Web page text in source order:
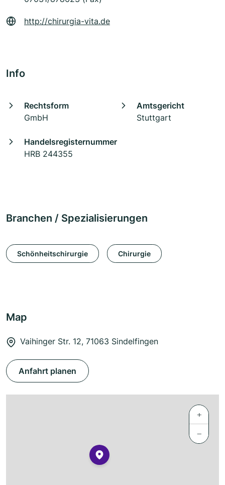
http://chirurgia-vita.de
Info
Rechtsform
GmbH
Amtsgericht
Stuttgart
Handelsregisternummer
HRB 244355
Branchen / Spezialisierungen
Schönheitschirurgie Chirurgie
Map
Vaihinger Str. 12, 71063 Sindelfingen
Anfahrt planen
+
−